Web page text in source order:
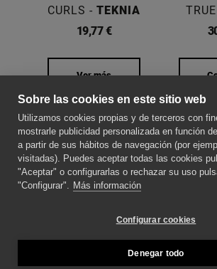
CURLS - TEKNIA
19,77 €
Ver más
SOBRE NOSOTROS
CONTACTE CON NOSOTROS
Sobre las cookies en este sitio web
Utilizamos cookies propias y de terceros con
mostrarle publicidad personalizada en función
a partir de sus hábitos de navegación (por
visitadas). Puedes aceptar todas las cookies
"Aceptar" o configurarlas o rechazar su uso
"Configurar". Más información
Configurar cookies
Denegar todo